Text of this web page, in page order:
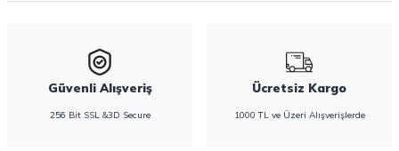
Güvenli Alışveriş
256 Bit SSL &3D Secure
Ücretsiz Kargo
1000 TL ve Üzeri Alışverişlerde